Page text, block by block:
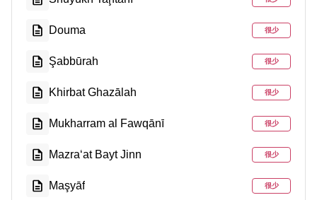
Douma 很少
Şabbūrah 很少
Khirbat Ghazālah 很少
Mukharram al Fawqānī 很少
Mazra‘at Bayt Jinn 很少
Maşyāf 很少